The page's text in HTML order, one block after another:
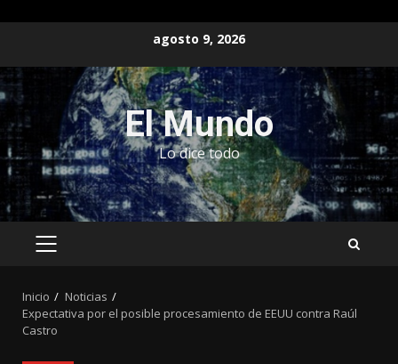
contenido
agosto 9, 2026
El Mundo
Lo dice todo
MENÚ
Inicio
Noticias
Expectativa por el posible procesamiento de EEUU contra Raúl
Castro